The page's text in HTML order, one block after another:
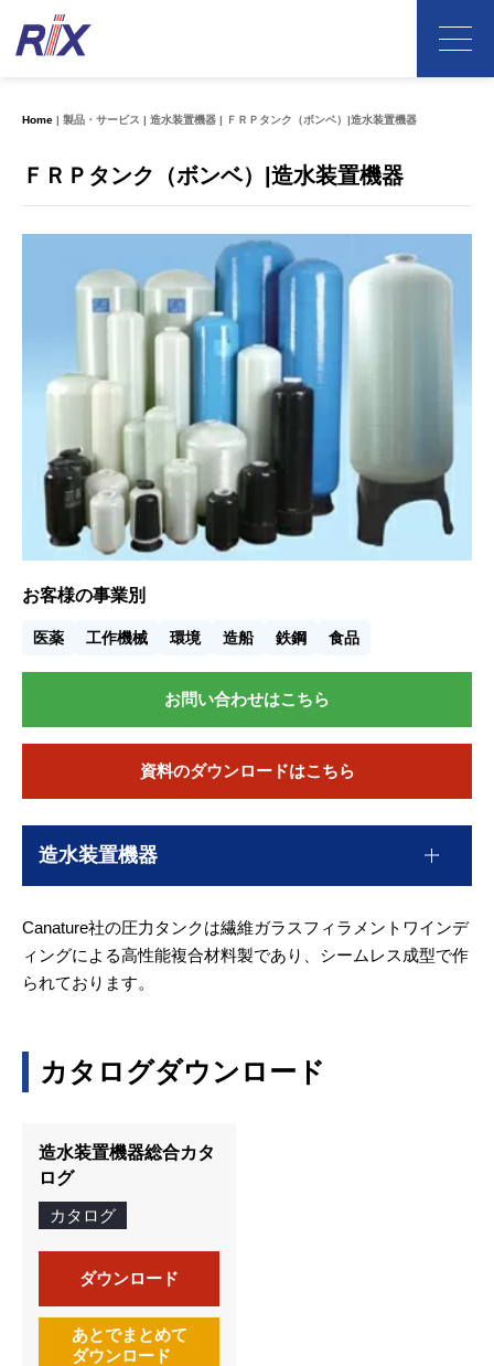
Home 製品・サービス 造水装置機器 ＦＲＰタンク（ボンベ）|造水装置機器
ＦＲＰタンク（ボンベ）|造水装置機器
お客様の事業別
医薬 工作機械 環境 造船 鉄鋼 食品
お問い合わせはこちら
資料のダウンロードはこちら
造水装置機器
Canature社の圧力タンクは繊維ガラスフィラメントワインデ
ィングによる高性能複合材料製であり、シームレス成型で作
られております。
カタログダウンロード
造水装置機器総合カタ
ログ
カタログ
ダウンロード
あとでまとめて
ダウンロード